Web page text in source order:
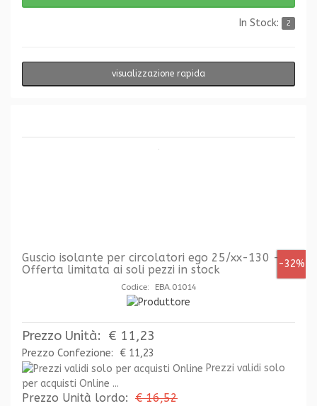
In Stock: 2
visualizzazione rapida
-32%
Guscio isolante per circolatori ego 25/xx-130 -
Offerta limitata ai soli pezzi in stock
Codice: EBA.01014
Prezzo Unità: € 11,23
Prezzo Confezione:
€ 11,23
Prezzi validi solo
per acquisti Online ...
Prezzo Unità lordo: € 16,52